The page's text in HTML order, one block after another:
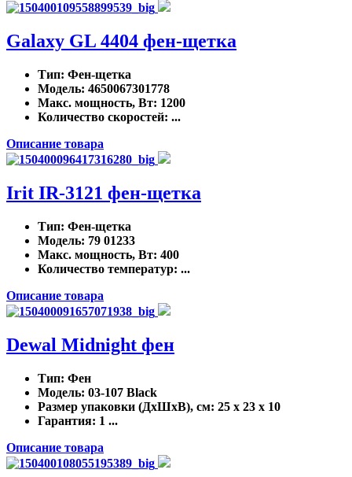
Galaxy GL 4404 фен-щетка
Тип: Фен-щетка
Модель: 4650067301778
Макс. мощность, Вт: 1200
Количество скоростей: ...
Описание товара
Irit IR-3121 фен-щетка
Тип: Фен-щетка
Модель: 79 01233
Макс. мощность, Вт: 400
Количество температур: ...
Описание товара
Dewal Midnight фен
Тип: Фен
Модель: 03-107 Black
Размер упаковки (ДхШхВ), см: 25 x 23 x 10
Гарантия: 1 ...
Описание товара